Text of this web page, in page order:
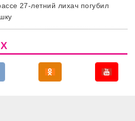
27-летний лихач погубил